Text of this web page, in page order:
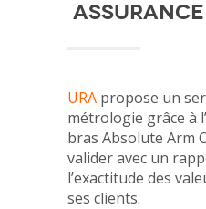
ASSURANCE
URA propose un
métrologie grâce à
bras Absolute Arm
valider avec un
l’exactitude des
ses clients.